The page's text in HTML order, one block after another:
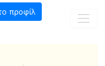
προφίλ